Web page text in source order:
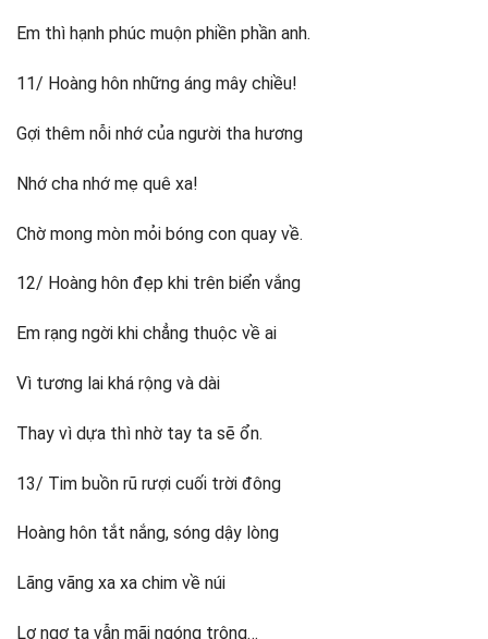
Em thì hạnh phúc muộn phiền phần anh.
11/ Hoàng hôn những áng mây chiều!
Gợi thêm nỗi nhớ của người tha hương
Nhớ cha nhớ mẹ quê xa!
Chờ mong mòn mỏi bóng con quay về.
12/ Hoàng hôn đẹp khi trên biển vắng
Em rạng ngời khi chẳng thuộc về ai
Vì tương lai khá rộng và dài
Thay vì dựa thì nhờ tay ta sẽ ổn.
13/ Tim buồn rũ rượi cuối trời đông
Hoàng hôn tắt nắng, sóng dậy lòng
Lãng vãng xa xa chim về núi
Lơ ngơ ta vẫn mãi ngóng trông…